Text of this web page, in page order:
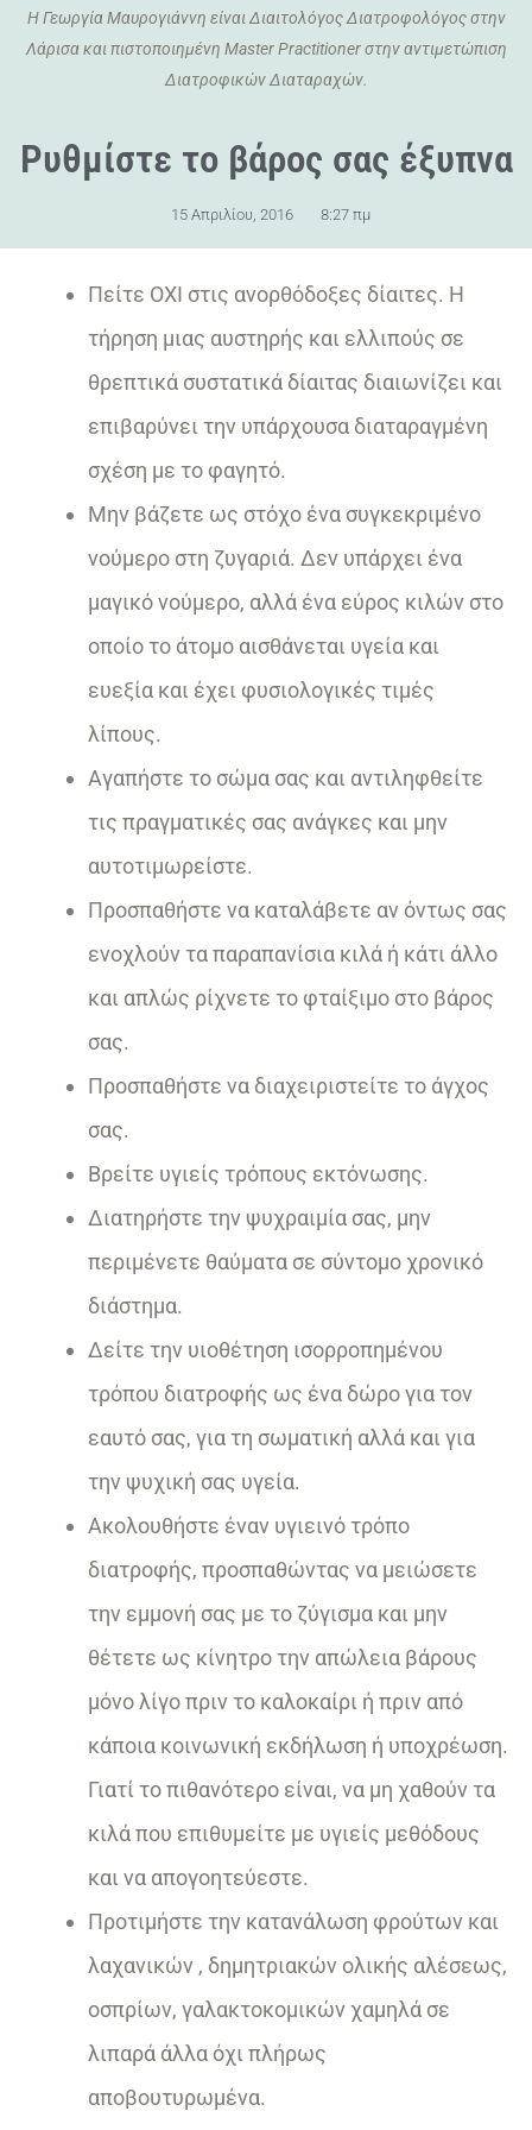
Η Γεωργία Μαυρογιάννη είναι Διαιτολόγος Διατροφολόγος στην
Λάρισα και πιστοποιημένη Master Practitioner στην αντιμετώπιση
Διατροφικών Διαταραχών.
Ρυθμίστε το βάρος σας έξυπνα
15 Απριλίου, 2016 8:27 πμ
Πείτε ΟΧΙ στις ανορθόδοξες δίαιτες. Η
τήρηση μιας αυστηρής και ελλιπούς σε
θρεπτικά συστατικά δίαιτας διαιωνίζει και
επιβαρύνει την υπάρχουσα διαταραγμένη
σχέση με το φαγητό.
Μην βάζετε ως στόχο ένα συγκεκριμένο
νούμερο στη ζυγαριά. Δεν υπάρχει ένα
μαγικό νούμερο, αλλά ένα εύρος κιλών στο
οποίο το άτομο αισθάνεται υγεία και
ευεξία και έχει φυσιολογικές τιμές
λίπους.
Αγαπήστε το σώμα σας και αντιληφθείτε
τις πραγματικές σας ανάγκες και μην
αυτοτιμωρείστε.
Προσπαθήστε να καταλάβετε αν όντως σας
ενοχλούν τα παραπανίσια κιλά ή κάτι άλλο
και απλώς ρίχνετε το φταίξιμο στο βάρος
σας.
Προσπαθήστε να διαχειριστείτε το άγχος
σας.
Βρείτε υγιείς τρόπους εκτόνωσης.
Διατηρήστε την ψυχραιμία σας, μην
περιμένετε θαύματα σε σύντομο χρονικό
διάστημα.
Δείτε την υιοθέτηση ισορροπημένου
τρόπου διατροφής ως ένα δώρο για τον
εαυτό σας, για τη σωματική αλλά και για
την ψυχική σας υγεία.
Ακολουθήστε έναν υγιεινό τρόπο
διατροφής, προσπαθώντας να μειώσετε
την εμμονή σας με το ζύγισμα και μην
θέτετε ως κίνητρο την απώλεια βάρους
μόνο λίγο πριν το καλοκαίρι ή πριν από
κάποια κοινωνική εκδήλωση ή υποχρέωση.
Γιατί το πιθανότερο είναι, να μη χαθούν τα
κιλά που επιθυμείτε με υγιείς μεθόδους
και να απογοητεύεστε.
Προτιμήστε την κατανάλωση φρούτων και
λαχανικών , δημητριακών ολικής αλέσεως,
οσπρίων, γαλακτοκομικών χαμηλά σε
λιπαρά άλλα όχι πλήρως
αποβουτυρωμένα.